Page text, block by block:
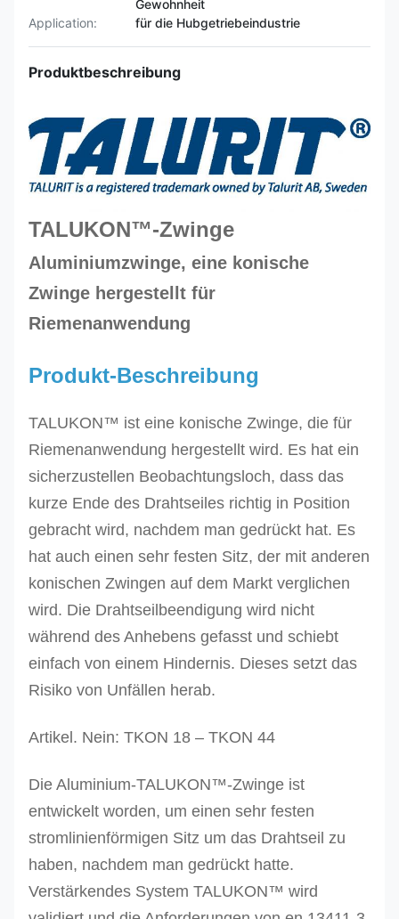
Gewohnheit
Application:
für die Hubgetriebeindustrie
Produktbeschreibung
TALUKON™-Zwinge
Aluminiumzwinge, eine konische
Zwinge hergestellt für
Riemenanwendung
Produkt-Beschreibung
TALUKON™ ist eine konische Zwinge, die für
Riemenanwendung hergestellt wird. Es hat ein
sicherzustellen Beobachtungsloch, dass das
kurze Ende des Drahtseiles richtig in Position
gebracht wird, nachdem man gedrückt hat. Es
hat auch einen sehr festen Sitz, der mit anderen
konischen Zwingen auf dem Markt verglichen
wird. Die Drahtseilbeendigung wird nicht
während des Anhebens gefasst und schiebt
einfach von einem Hindernis. Dieses setzt das
Risiko von Unfällen herab.
Artikel. Nein: TKON 18 – TKON 44
Die Aluminium-TALUKON™-Zwinge ist
entwickelt worden, um einen sehr festen
stromlinienförmigen Sitz um das Drahtseil zu
haben, nachdem man gedrückt hatte.
Verstärkendes System TALUKON™ wird